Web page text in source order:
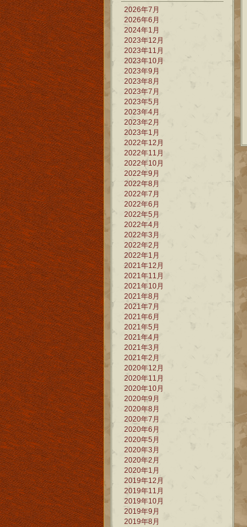
2026年7月
2026年6月
2024年1月
2023年12月
2023年11月
2023年10月
2023年9月
2023年8月
2023年7月
2023年5月
2023年4月
2023年2月
2023年1月
2022年12月
2022年11月
2022年10月
2022年9月
2022年8月
2022年7月
2022年6月
2022年5月
2022年4月
2022年3月
2022年2月
2022年1月
2021年12月
2021年11月
2021年10月
2021年8月
2021年7月
2021年6月
2021年5月
2021年4月
2021年3月
2021年2月
2020年12月
2020年11月
2020年10月
2020年9月
2020年8月
2020年7月
2020年6月
2020年5月
2020年3月
2020年2月
2020年1月
2019年12月
2019年11月
2019年10月
2019年9月
2019年8月